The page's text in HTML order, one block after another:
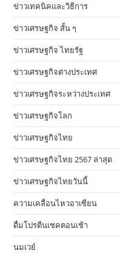
ข่าวเทคนิคและวิธีการ
ข่าวเศรษฐกิจ สั้น ๆ
ข่าวเศรษฐกิจ ไทยรัฐ
ข่าวเศรษฐกิจต่างประเทศ
ข่าวเศรษฐกิจระหว่างประเทศ
ข่าวเศรษฐกิจโลก
ข่าวเศรษฐกิจไทย
ข่าวเศรษฐกิจไทย 2567 ล่าสุด
ข่าวเศรษฐกิจไทยวันนี้
ความเคลื่อนไหวอาเซียน
ดื่มโปรตีนเชคตอนเช้า
นมเวย์